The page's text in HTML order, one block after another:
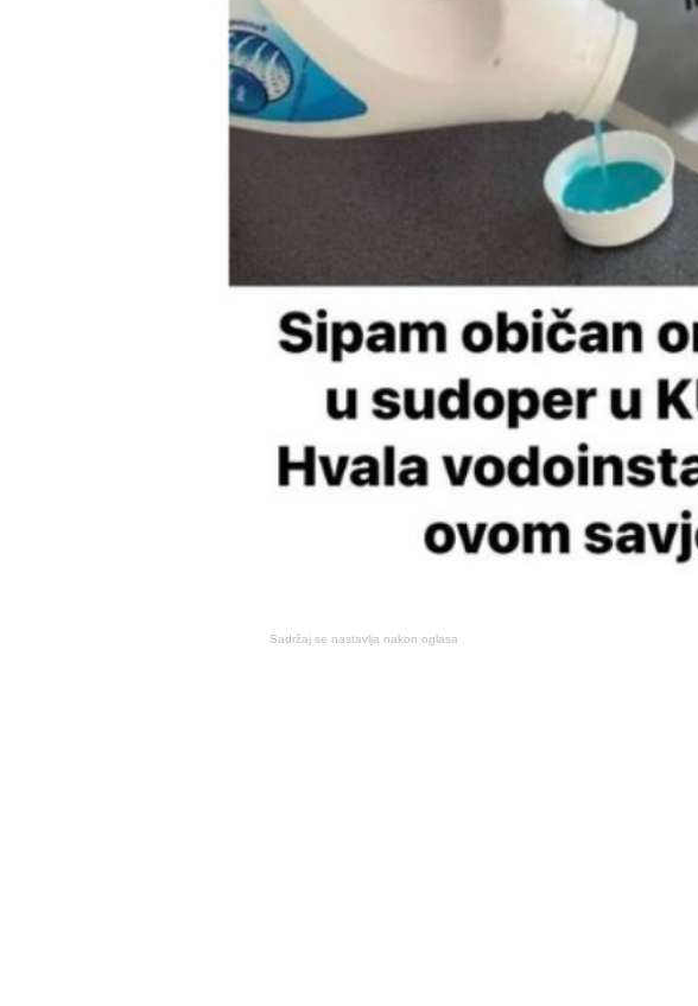
Sadržaj se nastavlja nakon oglasa